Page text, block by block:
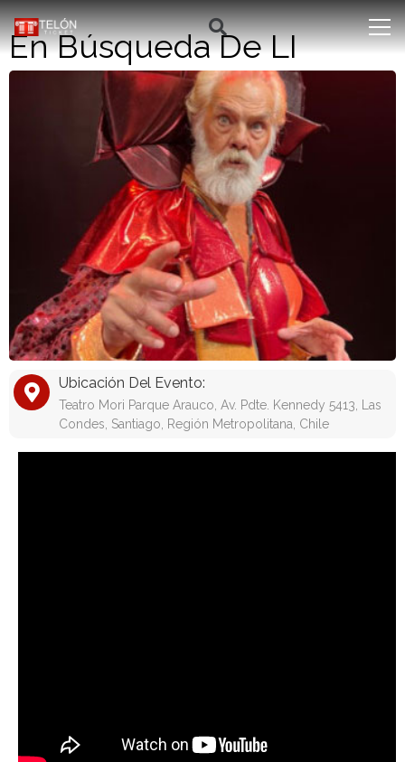
En Búsqueda De LI
Ubicación Del Evento:
Teatro Mori Parque Arauco, Av. Pdte. Kennedy 5413, Las
Condes, Santiago, Región Metropolitana, Chile